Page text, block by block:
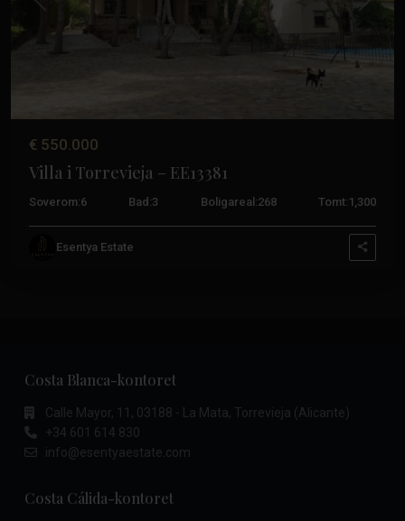
Tidligere Neste
€ 550.000
Villa i Torrevieja – EE13381
Soverom:6 Bad:3 Boligareal:268 Tomt: 1,300
Esentya Estate
Costa Blanca-kontoret
Calle Mayor, 11, 03188 - La Mata, Torrevieja (Alicante)
+34 601 614 830
info@esentyaestate.com
Costa Cálida-kontoret